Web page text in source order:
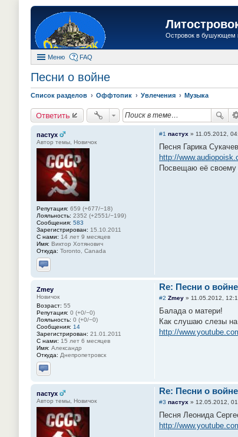
Островок в бушующем
Меню FAQ
Песни о войне
Список разделов Оффтопик Увлечения Музыка
Ответить
пастух
Автор темы, Новичок
Репутация: 659 (+677/−18)
Лояльность: 2352 (+2551/−199)
Сообщения: 583
Зарегистрирован: 15.10.2011
С нами: 14 лет 9 месяцев
Имя: Виктор Хотянович
Откуда: Toronto, Canada
Отправить личное сообщение
#1 пастух » 11.05.2012,
Песня Гарика
http://
Посвещаю её своему
Zmey
Новичок
Возраст: 55
Репутация: 0 (+0/−0)
Лояльность: 0 (+0/−0)
Сообщения: 14
Зарегистрирован: 21.01.2011
С нами: 15 лет 6 месяцев
Имя: Александр
Откуда: Днепропетровск
Отправить личное сообщение
Re: Песни о войне
#2 Zmey » 11.05.2012,
Балада о матери!
Как слушаю слезы
http://
пастух
Автор темы, Новичок
Re: Песни о войне
#3 пастух » 12.05.2012,
Песня Леонида
http://